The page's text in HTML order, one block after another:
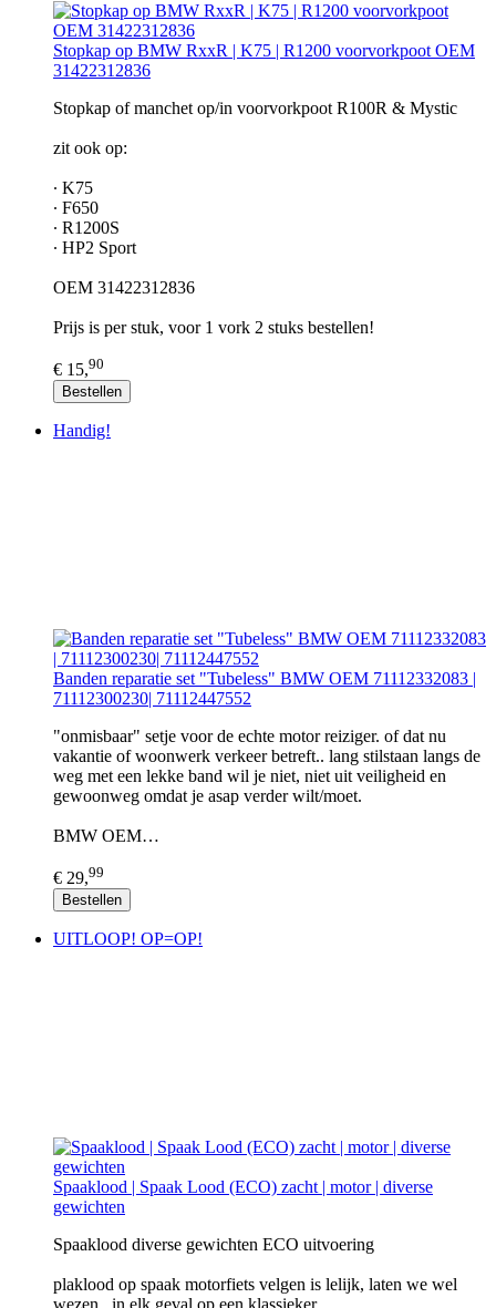
Stopkap op BMW RxxR | K75 | R1200 voorvorkpoot OEM
31422312836
Stopkap of manchet op/in voorvorkpoot R100R & Mystic
zit ook op:
∙ K75
∙ F650
∙ R1200S
∙ HP2 Sport
OEM 31422312836
Prijs is per stuk, voor 1 vork 2 stuks bestellen!
€ 15,90
Bestellen
Handig!
Banden reparatie set "Tubeless" BMW OEM 71112332083 |
71112300230| 71112447552
"onmisbaar" setje voor de echte motor reiziger. of dat nu
vakantie of woonwerk verkeer betreft.. lang stilstaan langs de
weg met een lekke band wil je niet, niet uit veiligheid en
gewoonweg omdat je asap verder wilt/moet.
BMW OEM…
€ 29,99
Bestellen
UITLOOP! OP=OP!
Spaaklood | Spaak Lood (ECO) zacht | motor | diverse
gewichten
Spaaklood diverse gewichten ECO uitvoering
plaklood op spaak motorfiets velgen is lelijk, laten we wel